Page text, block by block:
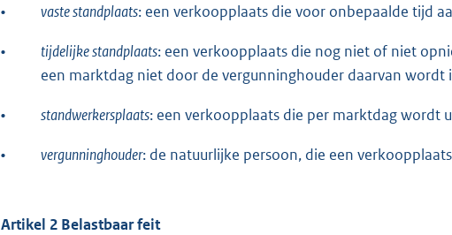
• vaste standplaats: een verkoopplaats die voor onbepaalde tijd
• tijdelijke standplaats: een verkoopplaats die nog niet of niet
een marktdag niet door de vergunninghouder daarvan
• standwerkersplaats: een verkoopplaats die per marktdag wordt
• vergunninghouder: de natuurlijke persoon, die een
Artikel 2 Belastbaar feit